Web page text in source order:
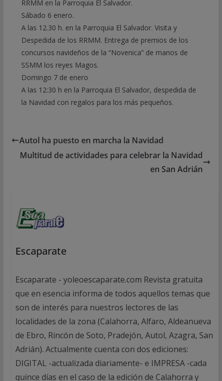
RRMM en la Parroquia El Salvador.
Sábado 6 enero.
A las 12.30 h. en la Parroquia El Salvador. Visita y
Despedida de los RRMM. Entrega de premios de los
concursos navideños de la “Novenica” de manos de
SSMM los reyes Magos.
Domingo 7 de enero
A las 12:30 h en la Parroquia El Salvador, despedida de
la Navidad con regalos para los más pequeños.
Autol ha puesto en marcha la Navidad
Multitud de actividades para celebrar la Navidad
en San Adrián
Escaparate
Escaparate - yoleoescaparate.com Revista gratuita
que en esencia informa de todos aquellos temas que
son de interés para nuestros lectores de las
localidades de la zona (Calahorra, Alfaro, Aldeanueva
de Ebro, Rincón de Soto, Pradejón, Autol, Azagra, San
Adrián). Actualmente cuenta con dos ediciones:
DIGITAL -actualizada diariamente- e IMPRESA -cada
quince días en el caso de la edición de Calahorra y